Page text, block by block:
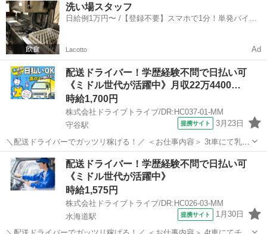
洗い場スタッフ
日給例1万円〜 /【登録不要】スマホで1分！単発バイト
Lacotto Ad
配送ドライバー！学歴経験不問で日払い可
《ミドル世代が活躍中》月収22万4400…
時給1,700円
株式会社ドライブトライブ/DR:HC037-01-MM
守谷駅
提携サイト 3月23日
＼配送ドライバーでガッツリ稼げる！／ ＜お仕事内容＞ 3t車にて乳製
品の配送業務 ■車種・内容：DR:3t＋作業 ■商品：食品 ■配送先：セン
ター ■配送件数：1～2件 ＜必須資格＞ 準中型免許(限定解除済
み)MT ...
茨城 守谷市 守谷駅 デリバリー
配送ドライバー！学歴経験不問で日払い可
《ミドル世代が活躍中》
時給1,575円
株式会社ドライブトライブ/DR:HC026-03-MM
水海道駅
提携サイト 1月30日